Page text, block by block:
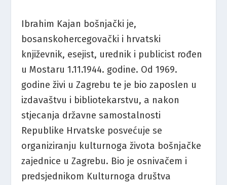
Ibrahim Kajan bošnjački je,
bosanskohercegovački i hrvatski
književnik, esejist, urednik i publicist rođen
u Mostaru 1.11.1944. godine. Od 1969.
godine živi u Zagrebu te je bio zaposlen u
izdavaštvu i bibliotekarstvu, a nakon
stjecanja državne samostalnosti
Republike Hrvatske posvećuje se
organiziranju kulturnoga života bošnjačke
zajednice u Zagrebu. Bio je osnivačem i
predsjednikom Kulturnoga društva